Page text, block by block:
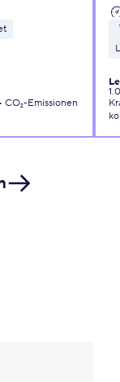
CO₂-Emissionen